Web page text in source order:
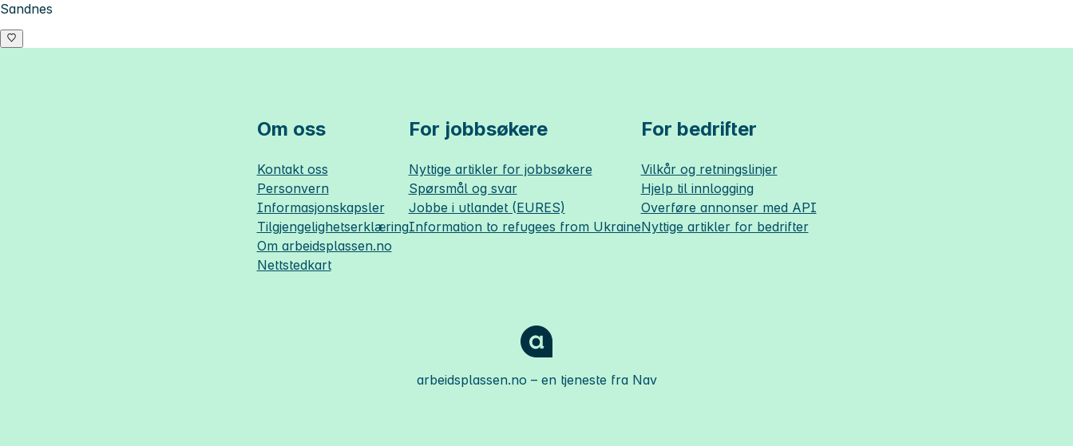
Sandnes
Om oss
Kontakt oss
Personvern
Informasjonskapsler
Tilgjengelighetserklæring
Om arbeidsplassen.no
Nettstedkart
For jobbsøkere
Nyttige artikler for jobbsøkere
Spørsmål og svar
Jobbe i utlandet (EURES)
Information to refugees from Ukraine
For bedrifter
Vilkår og retningslinjer
Hjelp til innlogging
Overføre annonser med API
Nyttige artikler for bedrifter
arbeidsplassen.no – en tjeneste fra Nav